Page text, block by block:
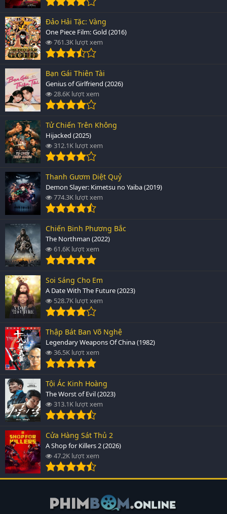
Đảo Hải Tặc: Vàng
One Piece Film: Gold (2016)
761.3K lượt xem
Bạn Gái Thiên Tài
Genius of Girlfriend (2026)
28.6K lượt xem
Tử Chiến Trên Không
Hijacked (2025)
312.1K lượt xem
Thanh Gươm Diệt Quỷ
Demon Slayer: Kimetsu no Yaiba (2019)
774.3K lượt xem
Chiến Binh Phương Bắc
The Northman (2022)
61.6K lượt xem
Soi Sáng Cho Em
A Date With The Future (2023)
528.7K lượt xem
Thập Bát Ban Võ Nghệ
Legendary Weapons Of China (1982)
36.5K lượt xem
Tội Ác Kinh Hoàng
The Worst of Evil (2023)
313.1K lượt xem
Cửa Hàng Sát Thủ 2
A Shop for Killers 2 (2026)
47.2K lượt xem